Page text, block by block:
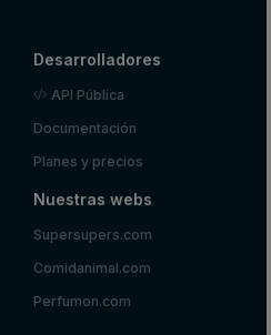
Desarrolladores
API Pública
Documentación
Planes y precios
Nuestras webs
Supersupers.com
Comidanimal.com
Perfumon.com